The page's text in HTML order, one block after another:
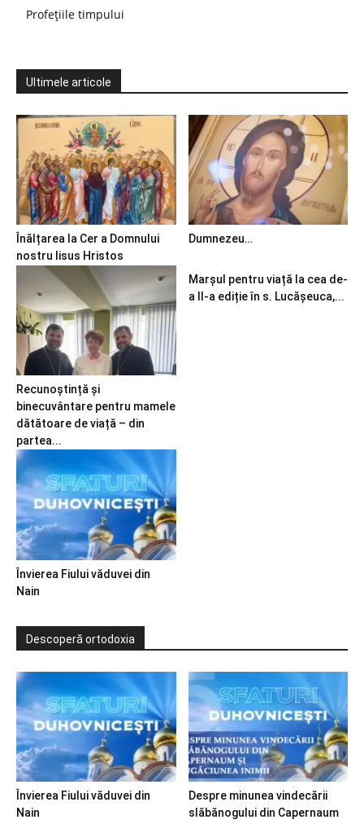
Profețiile timpului
Ultimele articole
Înălțarea la Cer a Domnului
nostru Iisus Hristos
Dumnezeu…
Recunoștință și
binecuvântare pentru mamele
dătătoare de viață – din
partea...
Marșul pentru viață la cea de-
a II-a ediție în s. Lucășeuca,...
Învierea Fiului văduvei din
Nain
Descoperă ortodoxia
Învierea Fiului văduvei din
Nain
Despre minunea vindecării
slăbănogului din Capernaum